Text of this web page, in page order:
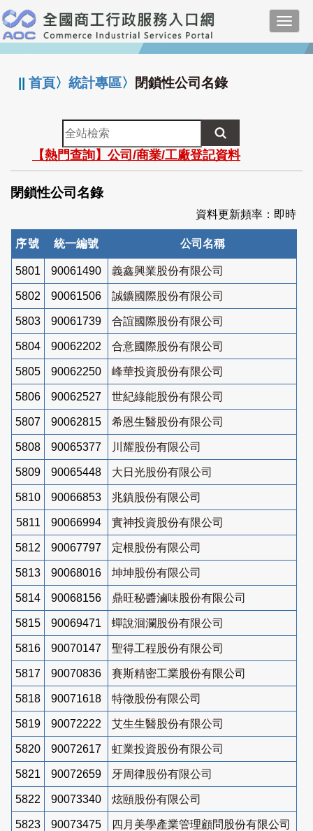
跳
到
主
要
:::
||首頁〉統計專區〉 閉鎖性公司名錄
全
站
檢
索
【熱門查詢】公司/商業/工廠登記資料
閉鎖性公司名錄
資料更新頻率：即時
序號 統一編號 公司名稱
5801 90061490 義鑫興業股份有限公司
5802 90061506 誠鑛國際股份有限公司
5803 90061739 合誼國際股份有限公司
5804 90062202 合意國際股份有限公司
5805 90062250 峰華投資股份有限公司
5806 90062527 世紀綠能股份有限公司
5807 90062815 希恩生醫股份有限公司
5808 90065377 川耀股份有限公司
5809 90065448 大日光股份有限公司
5810 90066853 兆鎮股份有限公司
5811 90066994 實神投資股份有限公司
5812 90067797 定根股份有限公司
5813 90068016 坤坤股份有限公司
5814 90068156 鼎旺秘醬滷味股份有限公司
5815 90069471 蟬說洄瀾股份有限公司
5816 90070147 聖得工程股份有限公司
5817 90070836 賽斯精密工業股份有限公司
5818 90071618 特徵股份有限公司
5819 90072222 艾生生醫股份有限公司
5820 90072617 虹業投資股份有限公司
5821 90072659 牙周律股份有限公司
5822 90073340 炫頤股份有限公司
5823 90073475 四月美學產業管理顧問股份有限公司